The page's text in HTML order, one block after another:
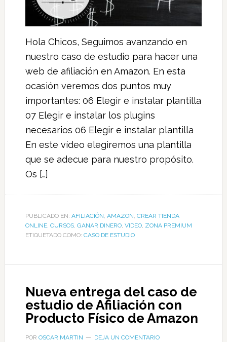
Hola Chicos, Seguimos avanzando en
nuestro caso de estudio para hacer una
web de afiliación en Amazon. En esta
ocasión veremos dos puntos muy
importantes: 06 Elegir e instalar plantilla
07 Elegir e instalar los plugins
necesarios 06 Elegir e instalar plantilla
En este vídeo elegiremos una plantilla
que se adecue para nuestro propósito.
Os […]
PUBLICADO EN: AFILIACIÓN, AMAZON, CREAR TIENDA
ONLINE, CURSOS, GANAR DINERO, VIDEO, ZONA PREMIUM
ETIQUETADO COMO: CASO DE ESTUDIO
Nueva entrega del caso de
estudio de Afiliación con
Producto Físico de Amazon
POR OSCAR MARTIN DEJA UN COMENTARIO